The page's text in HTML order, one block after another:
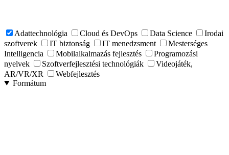
Adattechnológia Cloud és DevOps Data Science
Irodai
szoftverek
IT biztonság IT menedzsment
Mesterséges
Intelligencia
Mobilalkalmazás fejlesztés
Programozási
nyelvek
Szoftverfejlesztési technológiák
Videojáték,
AR/VR/XR
Webfejlesztés
Formátum